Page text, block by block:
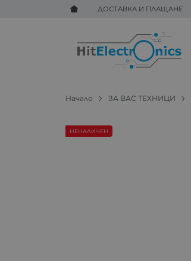
ДОСТАВКА И ПЛАЩАНЕ
Начало ЗА ВАС ТЕХНИЦИ
НЕНАЛИЧЕН